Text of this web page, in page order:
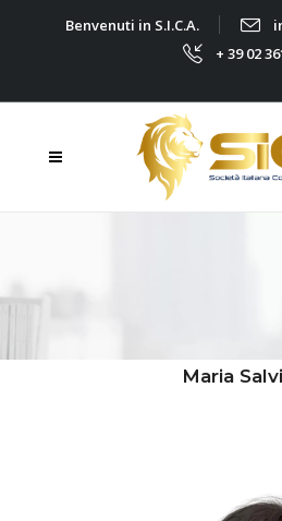
Benvenuti in S.I.C.A.
+ 39 02
Maria